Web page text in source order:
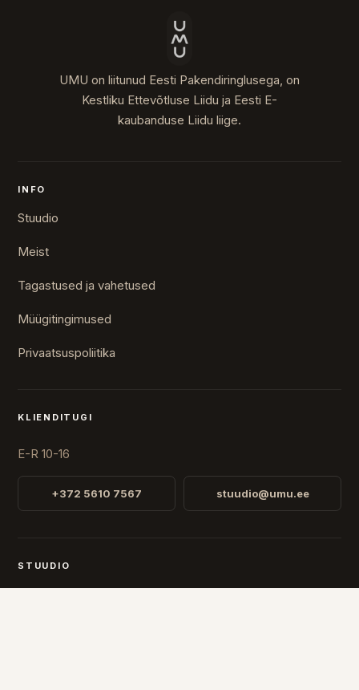
UMU on liitunud Eesti Pakendiringlusega, on
Kestliku Ettevõtluse Liidu ja Eesti E-
kaubanduse Liidu liige.
INFO
Stuudio
Meist
Tagastused ja vahetused
Müügitingimused
Privaatsuspoliitika
KLIENDITUGI
E-R 10-16
+372 5610 7567 stuudio@umu.ee
STUUDIO